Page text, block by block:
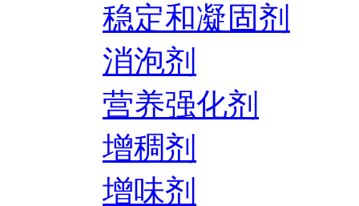
稳定和凝固剂
消泡剂
营养强化剂
增稠剂
增味剂